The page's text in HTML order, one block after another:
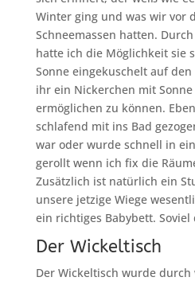
Winter ging und was wir vor
Schneemassen hatten.
hatte ich die Möglichkeit sie
Sonne eingekuschelt auf
ihr ein Nickerchen mit
ermöglichen zu können.
schlafend mit ins Bad
war oder wurde schnell in
gerollt wenn ich fix die
Zusätzlich ist natürlich ein
unsere jetzige Wiege
ein richtiges Babybett. Soviel
Der Wickeltisch
Der Wickeltisch wurde